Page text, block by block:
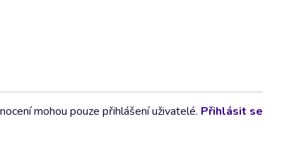
mohou pouze přihlášení uživatelé. Přihlásit se